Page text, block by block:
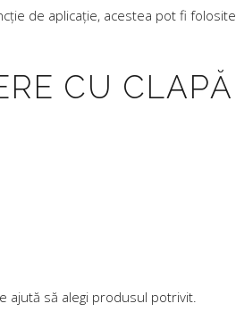
de aplicație, acestea pot fi folosite
CU CLAPĂ
ajută să alegi produsul potrivit.